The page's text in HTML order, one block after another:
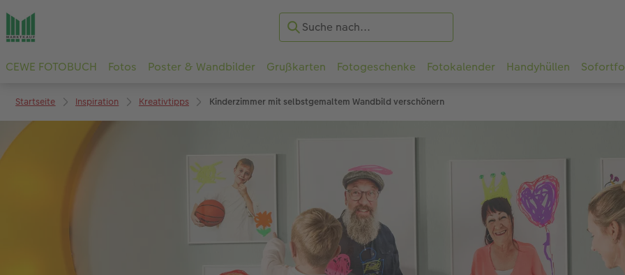
CEWE FOTOBUCH Fotos Poster & Wandbilder Grußkarten Fotogeschenke Fotokalender Handyhüllen
Startseite Inspiration Kreativtipps Kinderzimmer mit selbstgemaltem Wandbild verschönern